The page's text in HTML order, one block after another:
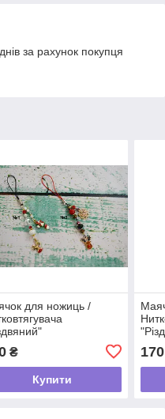
за рахунок покупця
для ножиць /
₴
Купити
170